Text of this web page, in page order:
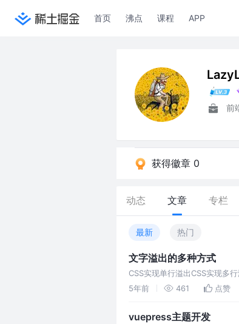
首页 沸点 课程 APP
前
获得徽章 0
动态 文章 专栏
最新 热门
文字溢出的多种方式
CSS实现单行溢出CSS实现多
容，第二个为展示所有文本的
5年前 461 点赞
vuepress主题开发